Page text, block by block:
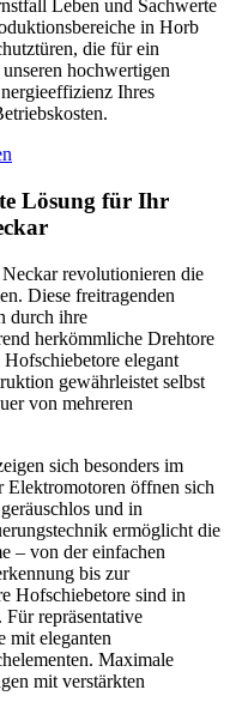
Leben und Sachwerte
in Horb
die für ein
hochwertigen
Ihres
Lösung für Ihr
revolutionieren die
Diese freitragenden
durch ihre
herkömmliche Drehtore
elegant
gewährleistet selbst
von mehreren
sich besonders im
Elektromotoren öffnen sich
und in
ermöglicht die
– von der einfachen
bis zur
Hofschiebetore sind in
repräsentative
mit eleganten
Maximale
mit verstärkten